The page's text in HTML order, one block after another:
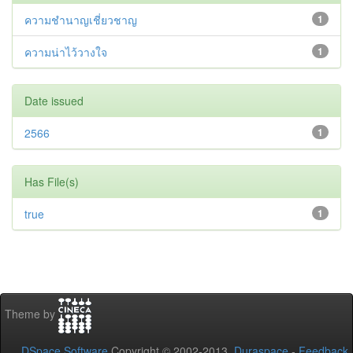
1
ความชำนาญเชี่ยวชาญ
1
ความน่าไว้วางใจ
Date issued
1
2566
Has File(s)
1
true
Theme by